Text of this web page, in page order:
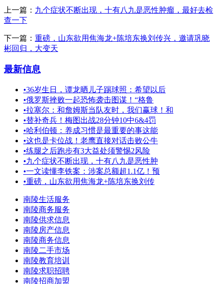
上一篇： 九个症状不断出现，十有八九是恶性肿瘤，最好去检
查一下
下一篇： 重磅，山东欲用焦海龙+陈培东换刘传兴，邀请巩晓
彬回归，大变天
最新信息
•36岁生日，谭龙晒儿子踢球照：希望以后
•俄罗斯挫败一起恐怖袭击图谋！“格鲁
•拉塞尔：和詹姆斯当队友时，我们赢球！和
•替补奇兵！梅图出战28分钟10中6&4罚
•哈利伯顿：养成习惯是最重要的事这能
•这也是卡位战！老鹰直接对话击败公牛
•练腿之后跑步有3大益处须警惕2风险
•九个症状不断出现，十有八九是恶性肿
•一文读懂李铁案：涉案总额超1.1亿！预
•重磅，山东欲用焦海龙+陈培东换刘传
南陵生活服务
南陵商务服务
南陵供求信息
南陵房产信息
南陵商务信息
南陵二手市场
南陵教育培训
南陵求职招聘
南陵招商加盟